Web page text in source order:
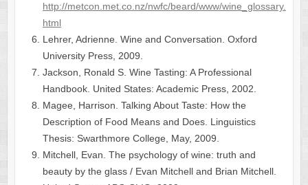
http://metcon.met.co.nz/nwfc/beard/www/wine_glossary.
html
Lehrer, Adrienne. Wine and Conversation. Oxford
University Press, 2009.
Jackson, Ronald S. Wine Tasting: A Professional
Handbook. United States: Academic Press, 2002.
Magee, Harrison. Talking About Taste: How the
Description of Food Means and Does. Linguistics
Thesis: Swarthmore College, May, 2009.
Mitchell, Evan. The psychology of wine: truth and
beauty by the glass / Evan Mitchell and Brian Mitchell.